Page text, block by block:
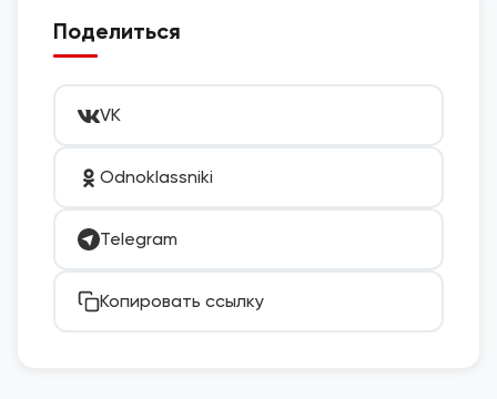
Поделиться
VK
Odnoklassniki
Telegram
Копировать ссылку